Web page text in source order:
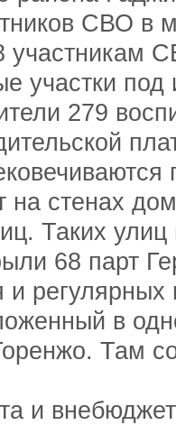
СВО в
участникам
участки
279
стенах
Таких
68 парт
регулярных
в
Там
и